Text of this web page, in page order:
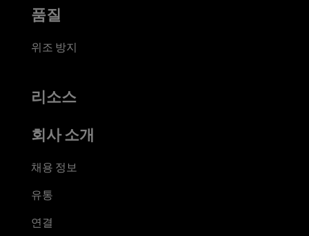
품질
위조 방지
리소스
회사 소개
채용 정보
유통
연결